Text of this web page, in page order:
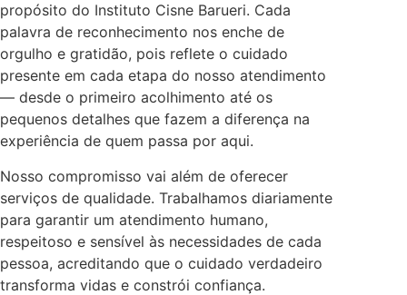
propósito do Instituto Cisne Barueri. Cada
palavra de reconhecimento nos enche de
orgulho e gratidão, pois reflete o cuidado
presente em cada etapa do nosso atendimento
— desde o primeiro acolhimento até os
pequenos detalhes que fazem a diferença na
experiência de quem passa por aqui.
Nosso compromisso vai além de oferecer
serviços de qualidade. Trabalhamos diariamente
para garantir um atendimento humano,
respeitoso e sensível às necessidades de cada
pessoa, acreditando que o cuidado verdadeiro
transforma vidas e constrói confiança.